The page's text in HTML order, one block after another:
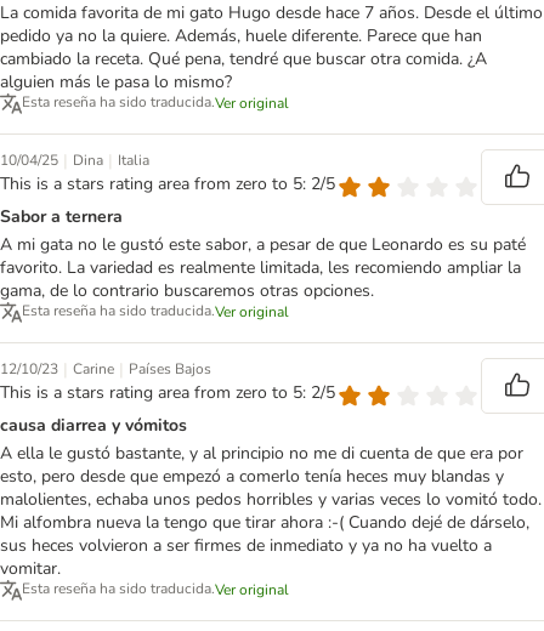
La comida favorita de mi gato Hugo desde hace 7 años. Desde el último
pedido ya no la quiere. Además, huele diferente. Parece que han
cambiado la receta. Qué pena, tendré que buscar otra comida. ¿A
alguien más le pasa lo mismo?
Esta reseña ha sido traducida.Ver original
10/04/25 | Dina | Italia
This is a stars rating area from zero to 5: 2/5
Sabor a ternera
A mi gata no le gustó este sabor, a pesar de que Leonardo es su paté
favorito. La variedad es realmente limitada, les recomiendo ampliar la
gama, de lo contrario buscaremos otras opciones.
Esta reseña ha sido traducida.Ver original
12/10/23 | Carine | Países Bajos
This is a stars rating area from zero to 5: 2/5
causa diarrea y vómitos
A ella le gustó bastante, y al principio no me di cuenta de que era por
esto, pero desde que empezó a comerlo tenía heces muy blandas y
malolientes, echaba unos pedos horribles y varias veces lo vomitó todo.
Mi alfombra nueva la tengo que tirar ahora :-( Cuando dejé de dárselo,
sus heces volvieron a ser firmes de inmediato y ya no ha vuelto a
vomitar.
Esta reseña ha sido traducida.Ver original